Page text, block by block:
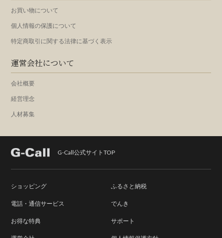
お買い物について
個人情報の保護について
特定商取引に関する法律に基づく表示
運営会社について
会社概要
経営理念
人材募集
G-Call公式サイトTOP
ショッピング ふるさと納税
電話・通信サービス でんき
お得な特典 サポート